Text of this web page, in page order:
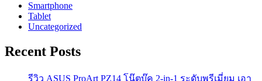
Smartphone
Tablet
Uncategorized
Recent Posts
รีวิว ASUS ProArt PZ14 โน๊ตบุ๊ค 2-in-1 ระดับพรีเมี่ยม เอา